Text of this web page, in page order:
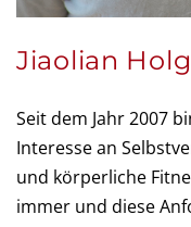
Jiaolian
Seit dem Jahr 2007
Interesse an
und körperliche
immer und diese